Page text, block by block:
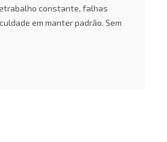
constante, falhas
em manter padrão. Sem